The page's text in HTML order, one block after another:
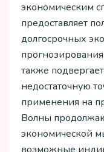
экономическим
предоставляет
долгосрочных
также
недостаточную
применения на
Волны
экономической